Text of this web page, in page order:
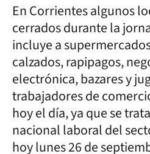
En Corrientes algunos
cerrados durante la
incluye a
calzados, rapipagos,
electrónica, bazares y
trabajadores de
hoy el día, ya que se
nacional laboral del
hoy lunes 26 de